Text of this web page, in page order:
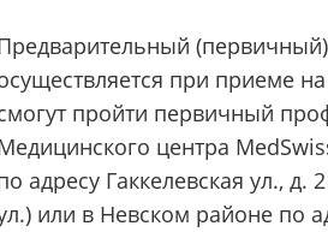
при приеме
пройти первичный
центра
адресу Гаккелевская ул., д.
или в Невском районе по